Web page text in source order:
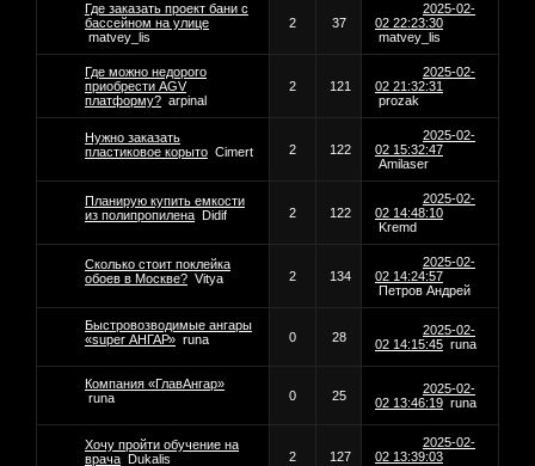
Где заказать проект бани с
бассейном на улице
matvey_lis
2 37
2025-02-
02 22:23:30
matvey_lis
Где можно недорого
приобрести AGV
платформу? arpinal
2 121
2025-02-
02 21:32:31
prozak
Нужно заказать
пластиковое корыто Cimert 2 122
2025-02-
02 15:32:47
Amilaser
Планирую купить емкости
из полипропилена Didif 2 122
2025-02-
02 14:48:10
Kremd
Сколько стоит поклейка
обоев в Москве? Vitya 2 134
2025-02-
02 14:24:57
Петров Андрей
Быстровозводимые ангары
«super АНГАР» runa 0 28
2025-02-
02 14:15:45 runa
Компания «ГлавАнгар»
runa
0 25
2025-02-
02 13:46:19 runa
Хочу пройти обучение на
врача Dukalis 2 127
2025-02-
02 13:39:03